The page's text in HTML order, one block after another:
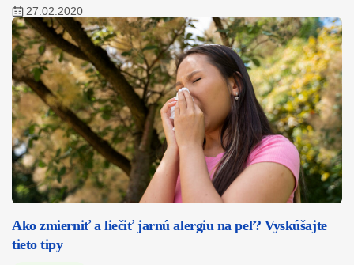
27.02.2020
Ako zmierniť a liečiť jarnú alergiu na peľ? Vyskúšajte
tieto tipy